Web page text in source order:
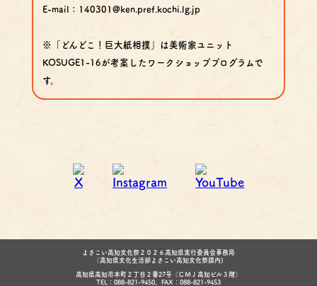
E-mail：140301@ken.pref.kochi.lg.jp
※「どんどこ！巨大紙相撲」は美術家ユニット
KOSUGE1-16が考案したワークショッププログラムで
す。
よさこい高知文化祭２０２６高知県実行委員会事務局
（高知県文化生活部よさこい高知文化祭課内)
高知県高知市本町２丁目２番27号（ＣＭＪ高知ビル３階）
TEL：088-821-9450、FAX：088-821-9453